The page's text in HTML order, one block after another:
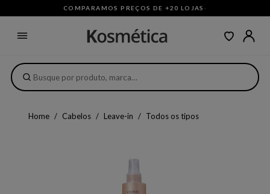
COMPARAMOS PREÇOS DE +20 LOJAS ·
Home Cabelos Leave-in Todos os tipos